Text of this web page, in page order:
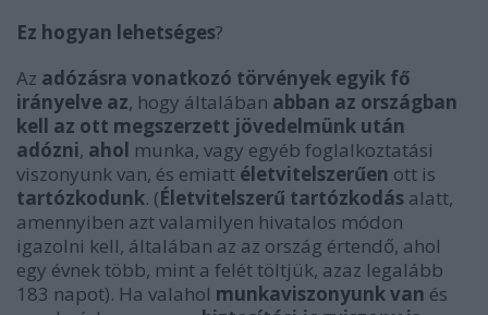
Ez hogyan lehetséges?
Az adózásra vonatkozó törvények egyik fő
irányelve az, hogy általában abban az országban
kell az ott megszerzett jövedelmünk után
adózni, ahol munka, vagy egyéb foglalkoztatási
viszonyunk van, és emiatt életvitelszerűen ott is
tartózkodunk. (Életvitelszerű tartózkodás alatt,
amennyiben azt valamilyen hivatalos módon
igazolni kell, általában az az ország értendő, ahol
egy évnek több, mint a felét töltjük, azaz legalább
183 napot). Ha valahol munkaviszonyunk van és